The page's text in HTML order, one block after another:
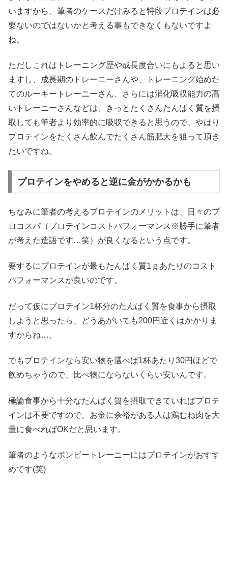
いますから、筆者のケースだけみると特段プロテインは必
要ないのではないかと考える事もできなくもないですよ
ね。
ただしこれはトレーニング歴や成長度合いにもよると思い
ますし、成長期のトレーニーさんや、トレーニング始めた
てのルーキートレーニーさん、さらには消化吸収能力の高
いトレーニーさんなどは、きっとたくさんたんぱく質を摂
取しても筆者より効率的に吸収できると思うので、やはり
プロテインをたくさん飲んでたくさん筋肥大を狙って頂き
たいですね。
プロテインをやめると逆に金がかかるかも
ちなみに筆者の考えるプロテインのメリットは、日々のプ
ロコスパ（プロテインコストパフォーマンス※勝手に筆者
が考えた造語です…笑）が良くなるという点です。
要するにプロテインが最もたんぱく質1ｇあたりのコスト
パフォーマンスが良いのです。
だって仮にプロテイン1杯分のたんぱく質を食事から摂取
しようと思ったら、どうあがいても200円近くはかかりま
すからね…。
でもプロテインなら安い物を選べば1杯あたり30円ほどで
飲めちゃうので、比べ物にならないくらい安いんです。
極論食事から十分なたんぱく質を摂取できていればプロテ
インは不要ですので、お金に余裕がある人は鶏むね肉を大
量に食べればOKだと思います。
筆者のようなボンビートレーニーにはプロテインがおすす
めです(笑)